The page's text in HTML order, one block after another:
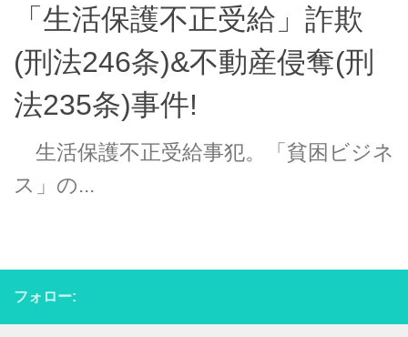
「生活保護不正受給」詐欺
(刑法246条)&不動産侵奪(刑
法235条)事件!
生活保護不正受給事犯。「貧困ビジネ
ス」の...
フォロー: